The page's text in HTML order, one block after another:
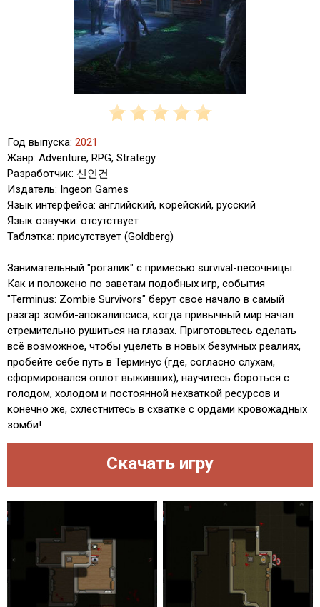
Год выпуска: 2021
Жанр: Adventure, RPG, Strategy
Разработчик: 신인건
Издатель: Ingeon Games
Язык интерфейса: английский, корейский, русский
Язык озвучки: отсутствует
Таблэтка: присутствует (Goldberg)
Занимательный "рогалик" с примесью survival-песочницы.
Как и положено по заветам подобных игр, события
"Terminus: Zombie Survivors" берут свое начало в самый
разгар зомби-апокалипсиса, когда привычный мир начал
стремительно рушиться на глазах. Приготовьтесь сделать
всё возможное, чтобы уцелеть в новых безумных реалиях,
пробейте себе путь в Терминус (где, согласно слухам,
сформировался оплот выживших), научитесь бороться с
голодом, холодом и постоянной нехваткой ресурсов и
конечно же, схлестнитесь в схватке с ордами кровожадных
зомби!
Скачать игру